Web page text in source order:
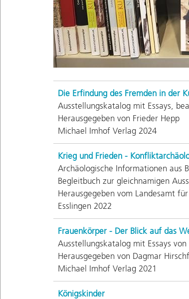
Die Erfindung des Fremden in der
Ausstellungskatalog mit Essays,
Herausgegeben von Frieder Hepp
Michael Imhof Verlag 2024
Krieg und Frieden -
Archäologische Informationen aus
Begleitbuch zur gleichnamigen
Herausgegeben vom Landesamt
Esslingen 2022
Frauenkörper - Der Blick auf das
Ausstellungskatalog mit Essays
Herausgegeben von Dagmar
Michael Imhof Verlag 2021
Königskinder